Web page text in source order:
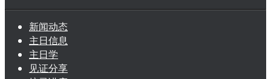
新闻动态
主日信息
主日学
见证分享